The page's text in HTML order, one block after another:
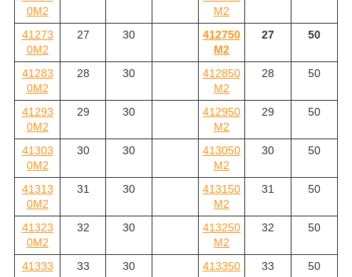
0M2
M2
41273
0M2
27 30
412750
M2
27 50
41283
0M2
28 30
412850
M2
28 50
41293
0M2
29 30
412950
M2
29 50
41303
0M2
30 30
413050
M2
30 50
41313
0M2
31 30
413150
M2
31 50
41323
0M2
32 30
413250
M2
32 50
41333
33 30
413350
33 50